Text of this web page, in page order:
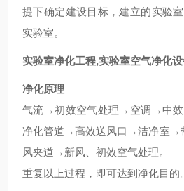
提下确定建设目标，建立的实验
实验室。
实验室净化工程,实验室空气净化
净化原理
气流→初效空气处理→空调→中
净化管道→高效送风口→洁净室→
风夹道→新风、初效空气处理。
重复以上过程，即可达到净化目的。